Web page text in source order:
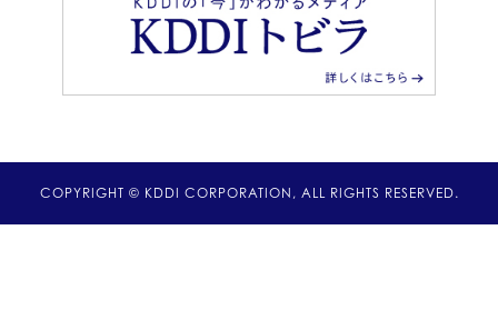
COPYRIGHT © KDDI CORPORATION, ALL RIGHTS RESERVED.